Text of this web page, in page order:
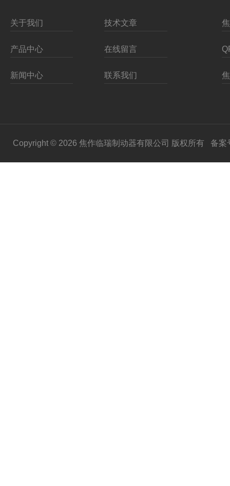
关于我们 技术文章
产品中心 在线留言
新闻中心 联系我们
Copyright © 2026 焦作临瑞制动器有限公司 版权所有 备案